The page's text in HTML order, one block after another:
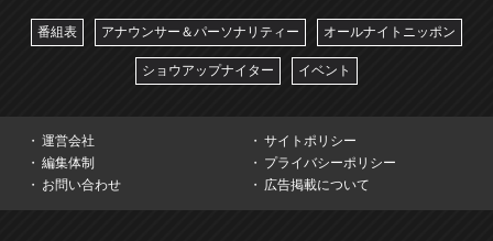
番組表 アナウンサー＆パーソナリティー オールナイトニッポン
ショウアップナイター イベント
運営会社
サイトポリシー
編集体制
プライバシーポリシー
お問い合わせ
広告掲載について